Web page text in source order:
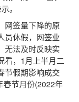
。
签量下降的原
员休假，网签业
无法及时反映实
看，1月上半月二
节假期影响成交
春节月份(2022年